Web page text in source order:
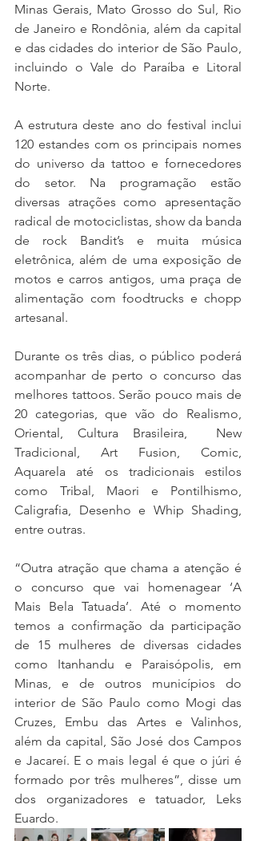
Minas Gerais, Mato Grosso do Sul, Rio
de Janeiro e Rondônia, além da capital
e das cidades do interior de São Paulo,
incluindo o Vale do Paraíba e Litoral
Norte.
A estrutura deste ano do festival inclui
120 estandes com os principais nomes
do universo da tattoo e fornecedores
do setor. Na programação estão
diversas atrações como apresentação
radical de motociclistas, show da banda
de rock Bandit’s e muita música
eletrônica, além de uma exposição de
motos e carros antigos, uma praça de
alimentação com foodtrucks e chopp
artesanal.
Durante os três dias, o público poderá
acompanhar de perto o concurso das
melhores tattoos. Serão pouco mais de
20 categorias, que vão do Realismo,
Oriental, Cultura Brasileira,  New
Tradicional, Art Fusion, Comic,
Aquarela até os tradicionais estilos
como Tribal, Maori e Pontilhismo,
Caligrafia, Desenho e Whip Shading,
entre outras.
“Outra atração que chama a atenção é
o concurso que vai homenagear ‘A
Mais Bela Tatuada’. Até o momento
temos a confirmação da participação
de 15 mulheres de diversas cidades
como Itanhandu e Paraisópolis, em
Minas, e de outros municípios do
interior de São Paulo como Mogi das
Cruzes, Embu das Artes e Valinhos,
além da capital, São José dos Campos
e Jacareí. E o mais legal é que o júri é
formado por três mulheres”, disse um
dos organizadores e tatuador, Leks
Euardo.